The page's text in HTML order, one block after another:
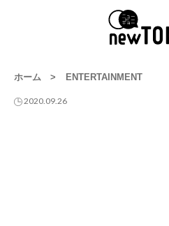
ホーム > ENTERTAINMENT
2020.09.26